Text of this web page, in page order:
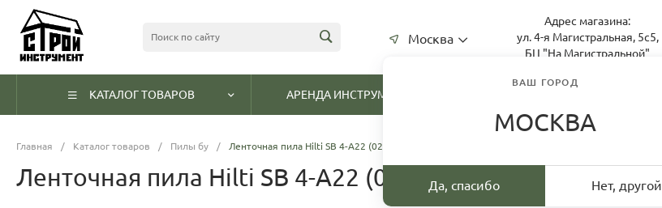
Москва
Адрес магазина:
ул. 4-я Магистральная, 5с5,
БЦ "На Магистральной"
КАТАЛОГ ТОВАРОВ АРЕНДА ИНСТРУМЕНТА
Главная / Каталог товаров / Пилы бу / Ленточная пила Hilti SB 4-A22 (02-05103)
Ленточная пила Hilti SB 4-A22 (02-05103)
ВАШ ГОРОД
МОСКВА
Да, спасибо Нет, другой